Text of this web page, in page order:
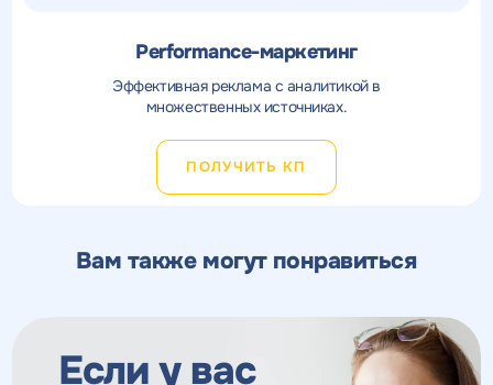
Performance-маркетинг
Эффективная реклама с аналитикой в
множественных источниках.
ПОЛУЧИТЬ КП
Вам также могут понравиться
Если у вас